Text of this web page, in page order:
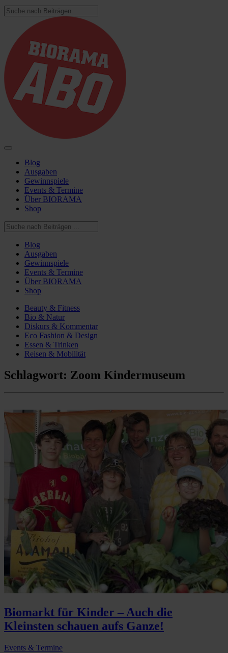
Blog
Ausgaben
Gewinnspiele
Events & Termine
Über BIORAMA
Shop
Blog
Ausgaben
Gewinnspiele
Events & Termine
Über BIORAMA
Shop
Beauty & Fitness
Bio & Natur
Diskurs & Kommentar
Eco Fashion & Design
Essen & Trinken
Reisen & Mobilität
Schlagwort: Zoom Kindermuseum
Biomarkt für Kinder – Auch die
Kleinsten schauen aufs Ganze!
Events & Termine